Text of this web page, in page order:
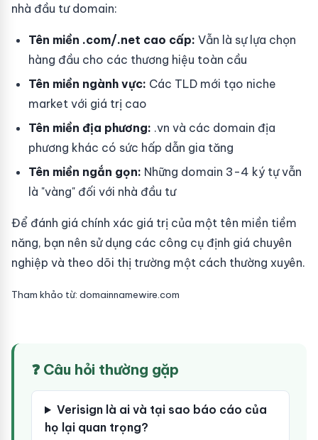
nhà đầu tư domain:
Tên miền .com/.net cao cấp: Vẫn là sự lựa chọn
hàng đầu cho các thương hiệu toàn cầu
Tên miền ngành vực: Các TLD mới tạo niche
market với giá trị cao
Tên miền địa phương: .vn và các domain địa
phương khác có sức hấp dẫn gia tăng
Tên miền ngắn gọn: Những domain 3-4 ký tự vẫn
là "vàng" đối với nhà đầu tư
Để đánh giá chính xác giá trị của một tên miền tiềm
năng, bạn nên sử dụng các công cụ định giá chuyên
nghiệp và theo dõi thị trường một cách thường xuyên.
Tham khảo từ: domainnamewire.com
❓ Câu hỏi thường gặp
Verisign là ai và tại sao báo cáo của
họ lại quan trọng?